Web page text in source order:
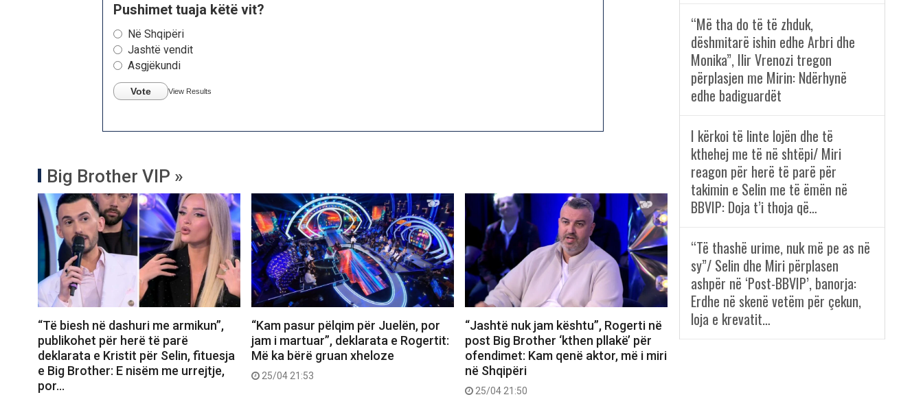
Pushimet tuaja këtë vit?
Në Shqipëri
Jashtë vendit
Asgjëkundi
Vote View Results
Big Brother VIP »
“Të biesh në dashuri me armikun”,
publikohet për herë të parë
deklarata e Kristit për Selin, fituesja
e Big Brother: E nisëm me urrejtje,
por…
“Kam pasur pëlqim për Juelën, por
jam i martuar”, deklarata e Rogertit:
Më ka bërë gruan xheloze
25/04 21:53
“Jashtë nuk jam kështu”, Rogerti në
post Big Brother ‘kthen pllakë’ për
ofendimet: Kam qenë aktor, më i miri
në Shqipëri
25/04 21:50
“Më tha do të të zhduk,
dëshmitarë ishin edhe Arbri dhe
Monika”, Ilir Vrenozi tregon
përplasjen me Mirin: Ndërhynë
edhe badiguardët
I kërkoi të linte lojën dhe të
kthehej me të në shtëpi/ Miri
reagon për herë të parë për
takimin e Selin me të ëmën në
BBVIP: Doja t’i thoja që…
“Të thashë urime, nuk më pe as në
sy”/ Selin dhe Miri përplasen
ashpër në ‘Post-BBVIP’, banorja:
Erdhe në skenë vetëm për çekun,
loja e krevatit…